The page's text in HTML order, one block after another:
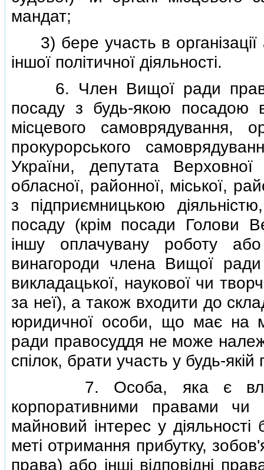
мандат;
3) бере участь в органiзацiї
iншої полiтичної дiяльностi.
6. Член Вищої ради
посаду з будь-якою посадою
мiсцевого самоврядування,
прокурорського
України, депутата
обласної, районної, мiської,
з пiдприємницькою
посаду (крiм посади Голови
iншу оплачувану роботу
винагороди члена Вищої
викладацької, наукової чи
за неї), а також входити до
юридичної особи, що має на
ради правосуддя не може
спiлок, брати участь у будь-
7. Особа, яка є
корпоративними правами
майновий iнтерес у дiяльностi
метi отримання прибутку,
права) або iншi вiдповiднi